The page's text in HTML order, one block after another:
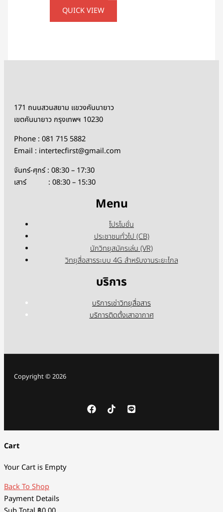
QUICK VIEW
171 ถนนสวนสยาม แขวงคันนายาว
เขตคันนายาว กรุงเทพฯ 10230
Phone : 081 715 5882
Email : intertecfirst@gmail.com
จันทร์-ศุกร์ : 08:30 – 17:30
เสาร์ : 08:30 – 15:30
Menu
โปรโมชั่น
ประชาชนทั่วไป (CB)
นักวิทยุสมัครเล่น (VR)
วิทยุสื่อสารระบบ 4G สำหรับงานระยะไกล
บริการ
บริการเช่าวิทยุสื่อสาร
บริการติดตั้งเสาอากาศ
Copyright © 2026
Cart
Your Cart is Empty
Back To Shop
Payment Details